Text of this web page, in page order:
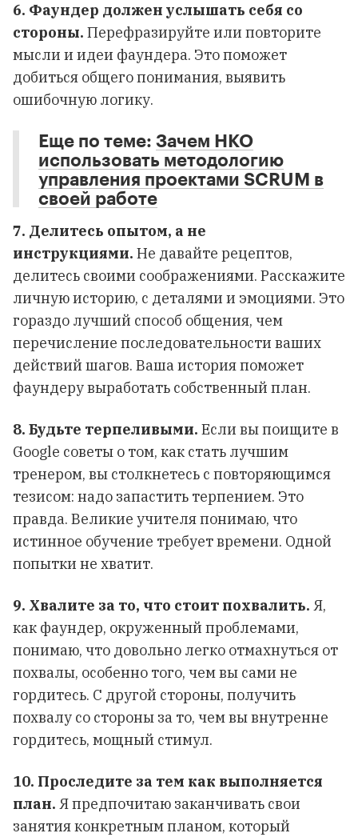
6. Фаундер должен услышать себя со
стороны. Перефразируйте или повторите
мысли и идеи фаундера. Это поможет
добиться общего понимания, выявить
ошибочную логику.
Еще по теме: Зачем НКО
использовать методологию
управления проектами SCRUM в
своей работе
7. Делитесь опытом, а не
инструкциями. Не давайте рецептов,
делитесь своими соображениями. Расскажите
личную историю, с деталями и эмоциями. Это
гораздо лучший способ общения, чем
перечисление последовательности ваших
действий шагов. Ваша история поможет
фаундеру выработать собственный план.
8. Будьте терпеливыми. Если вы поищите в
Google советы о том, как стать лучшим
тренером, вы столкнетесь с повторяющимся
тезисом: надо запастить терпением. Это
правда. Великие учителя понимаю, что
истинное обучение требует времени. Одной
попытки не хватит.
9. Хвалите за то, что стоит похвалить. Я,
как фаундер, окруженный проблемами,
понимаю, что довольно легко отмахнуться от
похвалы, особенно того, чем вы сами не
гордитесь. С другой стороны, получить
похвалу со стороны за то, чем вы внутренне
гордитесь, мощный стимул.
10. Проследите за тем как выполняется
план. Я предпочитаю заканчивать свои
занятия конкретным планом, который